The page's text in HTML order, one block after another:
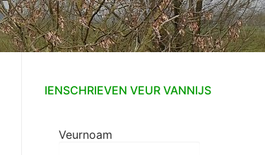
Zoeken naar:
IENSCHRIEVEN VEUR VANNIJS
Veurnoam